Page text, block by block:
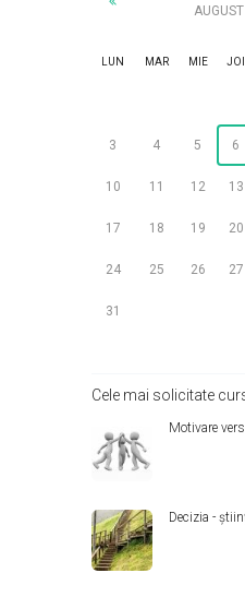
LUN MAR MIE JOI
3 4 5 6
10 11 12 13
17 18 19 20
24 25 26 27
31
Cele mai solicitate
Motivare
Decizia -